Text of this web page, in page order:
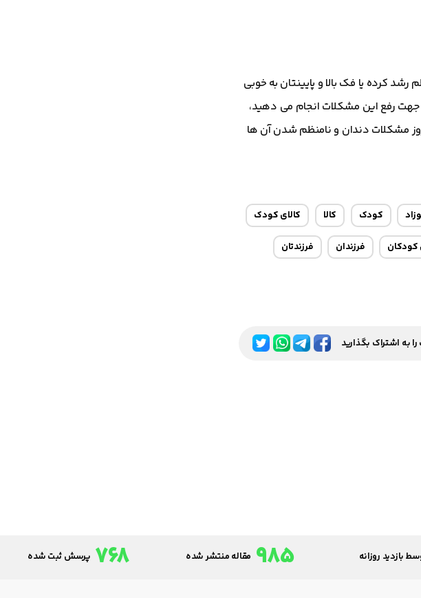
کرده یا فک بالا و پایینتان به خوبی
جهت رفع این مشکلات انجام می دهید،
مشکلات دندان و نامنظم شدن آن ها
کودک کالا کالای کودک
کودکان فرزندان فرزندتان
به اشتراک بگذارید
بازدید روزانه 985 مقاله منتشر شده 768 پرسش ثبت شده